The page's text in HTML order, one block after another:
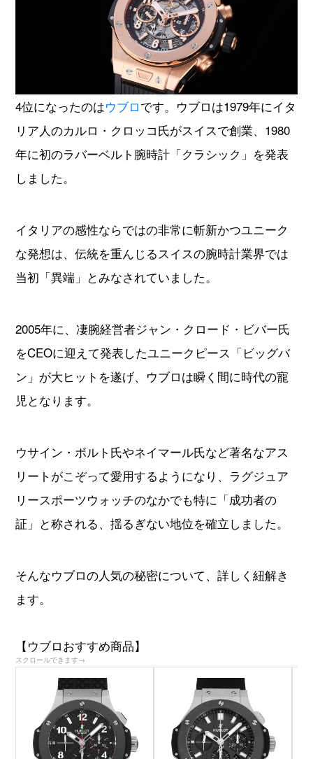
4位になったのはウブロです。ウブロは1979年にイタ
リア人のカルロ・クロッコ氏がスイスで創業、1980
年に初のラバーベルト腕時計「クラシック」を発表
しました。
イタリアの感性ならではの非常に斬新かつユニーク
な発想は、伝統を重んじるスイスの腕時計業界では
当初「異端」とみなされていました。
2005年に、凄腕経営者ジャン・クロード・ビバー氏
をCEOに迎えて発表したユニークピース「ビッグバ
ン」が大ヒットを遂げ、ウブロは瞬く間に時代の寵
児となります。
ウサイン・ボルト氏やネイマール氏など著名なアス
リートがこぞって愛用するようになり、ラグジュア
リースポーツウォッチのなかでも特に「成功者の
証」と称される、揺るぎない地位を確立しました。
そんなウブロの人気の秘密について、詳しく紐解き
ます。
【ウブロおすすめ商品】
スクロールできます→